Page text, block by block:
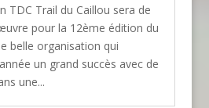
TDC Trail du Caillou sera de
pour la 12ème édition du
belle organisation qui
un grand succès avec de
une...